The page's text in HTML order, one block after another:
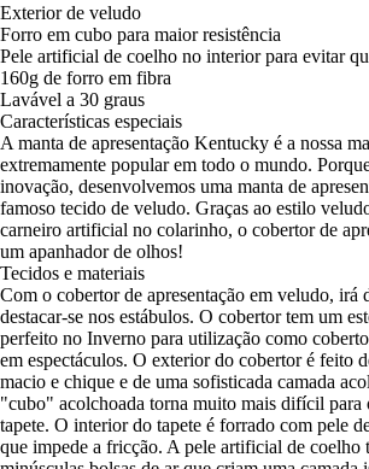
Exterior de veludo
Forro em cubo para maior resistência
Pele artificial de coelho no interior para evitar
160g de forro em fibra
Lavável a 30 graus
Características especiais
A manta de apresentação Kentucky é a nossa
extremamente popular em todo o mundo.
inovação, desenvolvemos uma manta de
famoso tecido de veludo. Graças ao estilo
carneiro artificial no colarinho, o cobertor de
um apanhador de olhos!
Tecidos e materiais
Com o cobertor de apresentação em veludo, irá
destacar-se nos estábulos. O cobertor tem um
perfeito no Inverno para utilização como
em espectáculos. O exterior do cobertor é feito
macio e chique e de uma sofisticada camada
"cubo" acolchoada torna muito mais difícil para
tapete. O interior do tapete é forrado com pele
que impede a fricção. A pele artificial de coelho